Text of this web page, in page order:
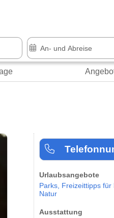
Urlaubsangebote
Parks, Freizeittipps für
Natur
Ausstattung